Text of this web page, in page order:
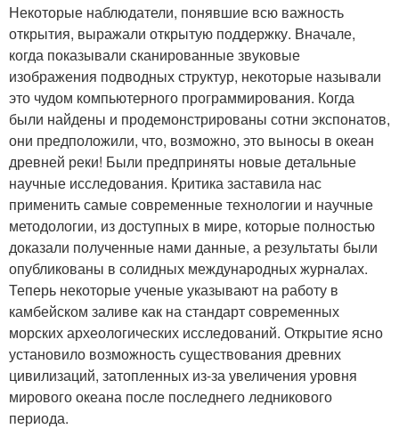
Некоторые наблюдатели, понявшие всю важность
открытия, выражали открытую поддержку. Вначале,
когда показывали сканированные звуковые
изображения подводных структур, некоторые называли
это чудом компьютерного программирования. Когда
были найдены и продемонстрированы сотни экспонатов,
они предположили, что, возможно, это выносы в океан
древней реки! Были предприняты новые детальные
научные исследования. Критика заставила нас
применить самые современные технологии и научные
методологии, из доступных в мире, которые полностью
доказали полученные нами данные, а результаты были
опубликованы в солидных международных журналах.
Теперь некоторые ученые указывают на работу в
камбейском заливе как на стандарт современных
морских археологических исследований. Открытие ясно
установило возможность существования древних
цивилизаций, затопленных из-за увеличения уровня
мирового океана после последнего ледникового
периода.